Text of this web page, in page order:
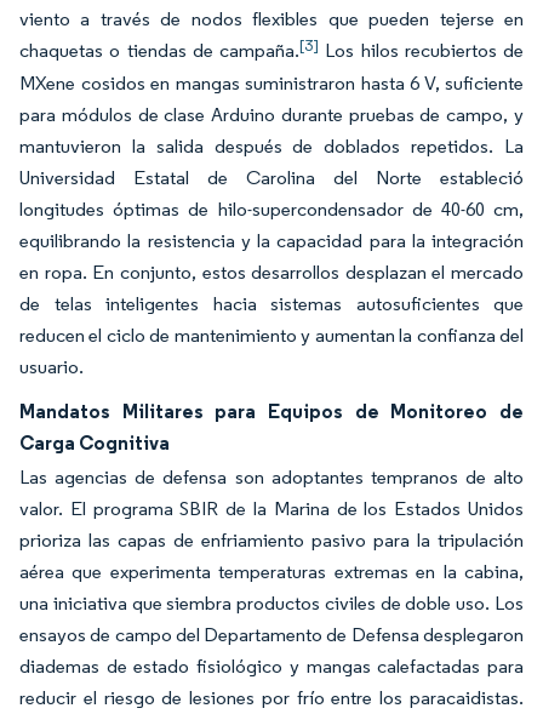
viento a través de nodos flexibles que pueden tejerse en
chaquetas o tiendas de campaña.[3] Los hilos recubiertos de
MXene cosidos en mangas suministraron hasta 6 V, suficiente
para módulos de clase Arduino durante pruebas de campo, y
mantuvieron la salida después de doblados repetidos. La
Universidad Estatal de Carolina del Norte estableció
longitudes óptimas de hilo-supercondensador de 40-60 cm,
equilibrando la resistencia y la capacidad para la integración
en ropa. En conjunto, estos desarrollos desplazan el mercado
de telas inteligentes hacia sistemas autosuficientes que
reducen el ciclo de mantenimiento y aumentan la confianza del
usuario.
Mandatos Militares para Equipos de Monitoreo de
Carga Cognitiva
Las agencias de defensa son adoptantes tempranos de alto
valor. El programa SBIR de la Marina de los Estados Unidos
prioriza las capas de enfriamiento pasivo para la tripulación
aérea que experimenta temperaturas extremas en la cabina,
una iniciativa que siembra productos civiles de doble uso. Los
ensayos de campo del Departamento de Defensa desplegaron
diademas de estado fisiológico y mangas calefactadas para
reducir el riesgo de lesiones por frío entre los paracaidistas.